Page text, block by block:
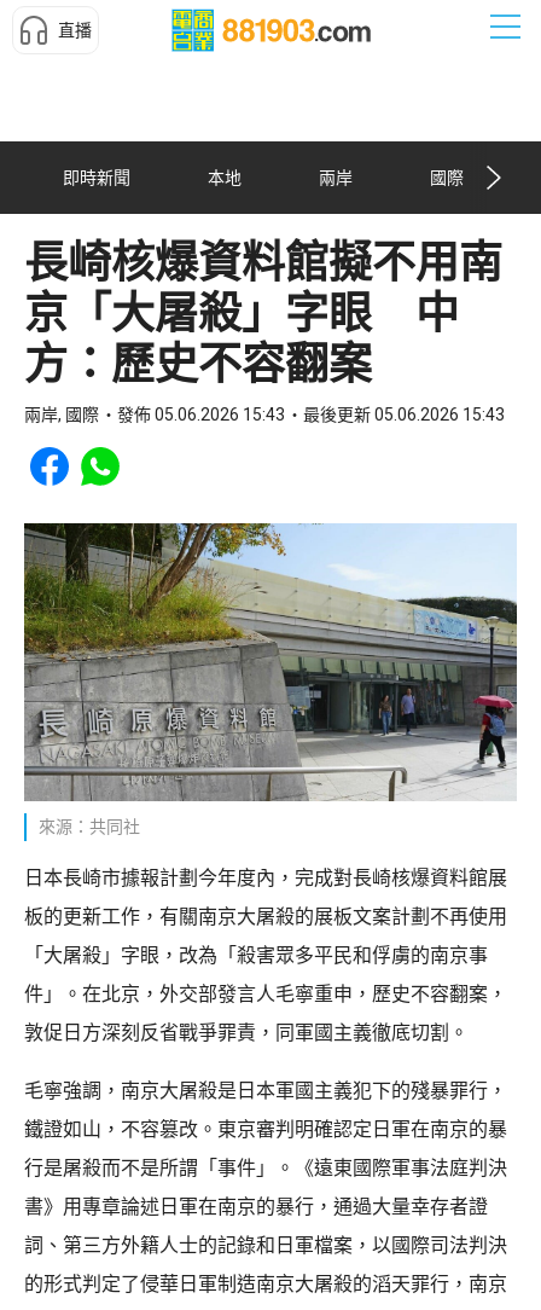
直播
即時新聞 本地 兩岸 國際
長崎核爆資料館擬不用南
京「大屠殺」字眼 中
方：歷史不容翻案
兩岸, 國際 發佈 05.06.2026 15:43 最後更新 05.06.2026 15:43
Share to Facebook
Share to WhatsApp
來源：共同社
日本長崎市據報計劃今年度內，完成對長崎核爆資料館展
板的更新工作，有關南京大屠殺的展板文案計劃不再使用
「大屠殺」字眼，改為「殺害眾多平民和俘虜的南京事
件」。在北京，外交部發言人毛寧重申，歷史不容翻案，
敦促日方深刻反省戰爭罪責，同軍國主義徹底切割。
毛寧強調，南京大屠殺是日本軍國主義犯下的殘暴罪行，
鐵證如山，不容篡改。東京審判明確認定日軍在南京的暴
行是屠殺而不是所謂「事件」。《遠東國際軍事法庭判決
書》用專章論述日軍在南京的暴行，通過大量幸存者證
詞、第三方外籍人士的記錄和日軍檔案，以國際司法判決
的形式判定了侵華日軍制造南京大屠殺的滔天罪行，南京